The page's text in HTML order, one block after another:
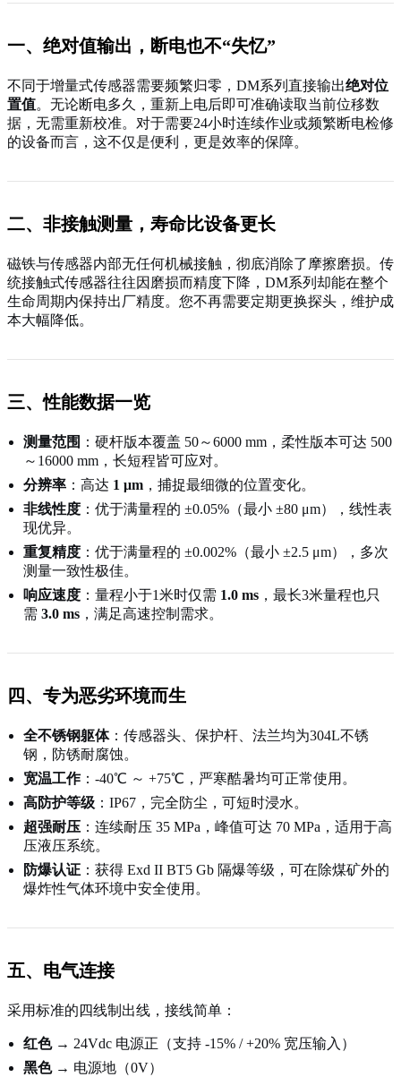
一、绝对值输出，断电也不“失忆”
不同于增量式传感器需要频繁归零，DM系列直接输出绝对位
置值。无论断电多久，重新上电后即可准确读取当前位移数
据，无需重新校准。对于需要24小时连续作业或频繁断电检修
的设备而言，这不仅是便利，更是效率的保障。
二、非接触测量，寿命比设备更长
磁铁与传感器内部无任何机械接触，彻底消除了摩擦磨损。传
统接触式传感器往往因磨损而精度下降，DM系列却能在整个
生命周期内保持出厂精度。您不再需要定期更换探头，维护成
本大幅降低。
三、性能数据一览
测量范围 ：硬杆版本覆盖 50～6000 mm，柔性版本可达 500
～16000 mm，长短程皆可应对。
分辨率 ：高达 1 μm ，捕捉最细微的位置变化。
非线性度 ：优于满量程的 ±0.05%（最小 ±80 μm），线性表
现优异。
重复精度 ：优于满量程的 ±0.002%（最小 ±2.5 μm），多次
测量一致性极佳。
响应速度 ：量程小于1米时仅需 1.0 ms ，最长3米量程也只
需 3.0 ms ，满足高速控制需求。
四、专为恶劣环境而生
全不锈钢躯体：传感器头、保护杆、法兰均为304L不锈
钢，防锈耐腐蚀。
宽温工作：-40℃ ～ +75℃，严寒酷暑均可正常使用。
高防护等级 ：IP67，完全防尘，可短时浸水。
超强耐压 ：连续耐压 35 MPa，峰值可达 70 MPa，适用于高
压液压系统。
防爆认证 ：获得 Exd II BT5 Gb 隔爆等级，可在除煤矿外的
爆炸性气体环境中安全使用。
五、电气连接
采用标准的四线制出线，接线简单：
红色→ 24Vdc 电源正（支持 -15% / +20% 宽压输入）
黑色→ 电源地（0V）